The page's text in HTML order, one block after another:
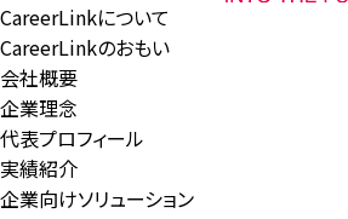
CareerLinkについて
CareerLinkのおもい
会社概要
企業理念
代表プロフィール
実績紹介
企業向けソリューション